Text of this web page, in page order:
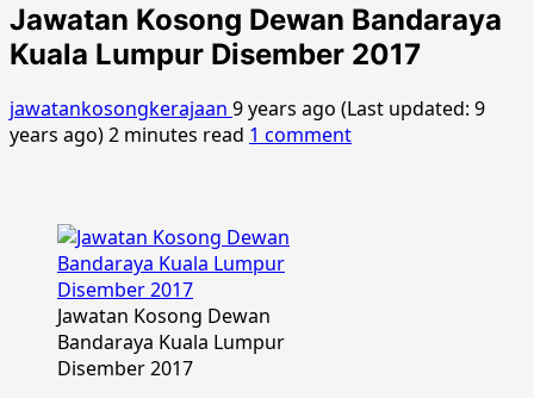
Jawatan Kosong Dewan Bandaraya
Kuala Lumpur Disember 2017
jawatankosongkerajaan 9 years ago (Last updated: 9
years ago)2 minutes read 1 comment
Jawatan Kosong Dewan
Bandaraya Kuala Lumpur
Disember 2017